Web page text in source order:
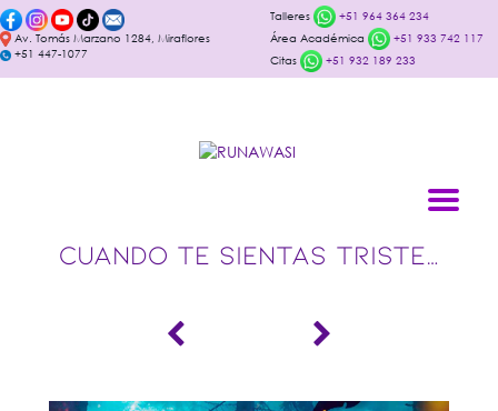
Av. Tomás Marzano 1284, Miraflores
+51 447-1077
Talleres
+51 964 364 234
Área Académica
+51 933 742 117
Citas
+51 932 189 233
CUANDO TE SIENTAS TRISTE…